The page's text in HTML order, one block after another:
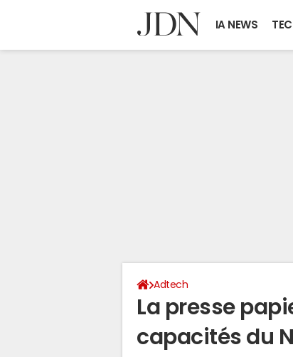
IA NEWS
Adtech
La presse
capacités du